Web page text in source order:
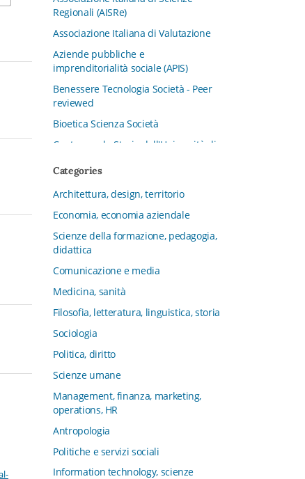
Regionali (AISRe)
Associazione Italiana di Valutazione
Aziende pubbliche e
imprenditorialità sociale (APIS)
Benessere Tecnologia Società - Peer
reviewed
Bioetica Scienza Società
Centro per la Storia dell'Università di
CFMT - Terziario Futuro
Channel & Retail Lab
Civiltà in tavola. La cultura del cibo
tra tradizioni, storia e diritto
Collana del Dipartimento di Scienze
Aziendali, Management e Innovation
Sociologia e Diritto dell’Economia
Università di Bologna
Collana di Clinica della formazione
Collana di Ragioneria ed Economia
Aziendale - SIDREA
Collana di Storia delle istituzioni
l’Infanzia
Categories
Architettura, design, territorio
Economia, economia aziendale
Scienze della formazione, pedagogia,
didattica
Comunicazione e media
Medicina, sanità
Filosofia, letteratura, linguistica, storia
Sociologia
Politica, diritto
Scienze umane
Management, finanza, marketing,
operations, HR
Antropologia
Politiche e servizi sociali
Information technology, scienze